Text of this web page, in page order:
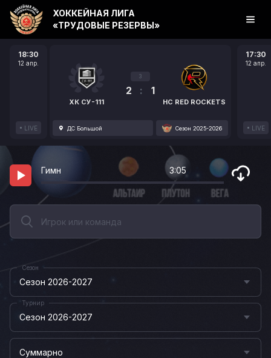
18:30
12 апр.
LIVE
ХК СУ-111
3
2 : 1
HC RED ROCKETS
ДС Большой Сезон 2025-2026
17:30
12 апр.
LIVE
ХОККЕЙНАЯ ЛИГА
«ТРУДОВЫЕ РЕЗЕРВЫ»
Гимн 3:05
Сезон 2026-2027
Сезон
Сезон 2026-2027
Турнир
Суммарно